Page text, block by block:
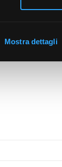
Mostra dettagli